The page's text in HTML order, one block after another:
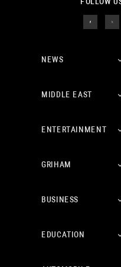
FOLLOW
NEWS
MIDDLE EAST
ENTERTAINMENT
GRIHAM
BUSINESS
EDUCATION